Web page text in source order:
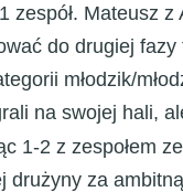
zespół. Mateusz
do drugiej fazy
młodzik/
na swojej hali,
1-2 z zespołem
drużyny za